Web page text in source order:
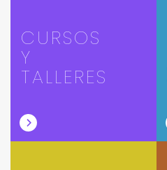
CURSOS
Y
TALLERES